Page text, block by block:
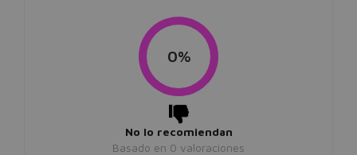
0%
No lo recomiendan
Basado en 0 valoraciones